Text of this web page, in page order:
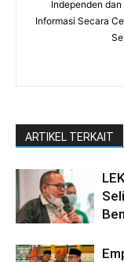
Independen
Informasi Secara
ARTIKEL TERKAIT